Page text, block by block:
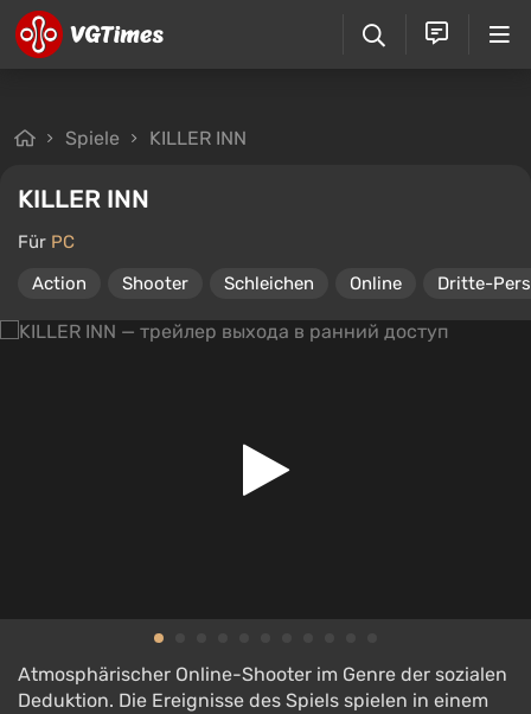
Spiele KILLER INN
KILLER INN
Für PC
Action
Shooter Schleichen Online Dritte-
Atmosphärischer Online-Shooter im Genre der sozialen
Deduktion. Die Ereignisse des Spiels spielen in einem